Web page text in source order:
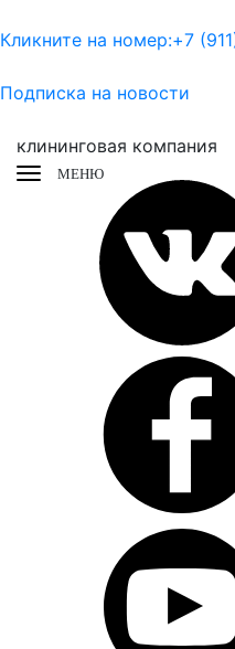
Кликните на номер:+7
Подписка на новости
клининговая компания
МЕНЮ